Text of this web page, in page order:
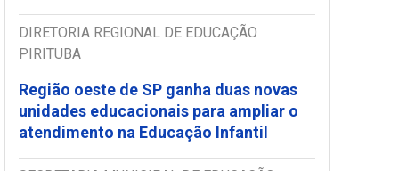
DIRETORIA REGIONAL DE EDUCAÇÃO
PIRITUBA
Região oeste de SP ganha duas novas
unidades educacionais para ampliar o
atendimento na Educação Infantil